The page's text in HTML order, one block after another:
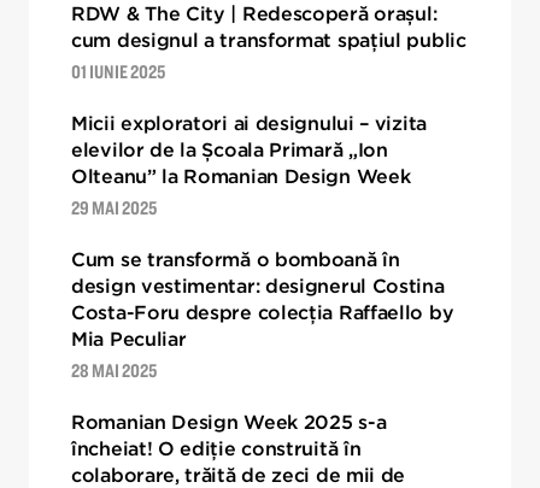
RDW & The City | Redescoperă orașul:
cum designul a transformat spațiul public
01 IUNIE 2025
Micii exploratori ai designului – vizita
elevilor de la Școala Primară „Ion
Olteanu” la Romanian Design Week
29 MAI 2025
Cum se transformă o bomboană în
design vestimentar: designerul Costina
Costa-Foru despre colecția Raffaello by
Mia Peculiar
28 MAI 2025
Romanian Design Week 2025 s-a
încheiat! O ediție construită în
colaborare, trăită de zeci de mii de